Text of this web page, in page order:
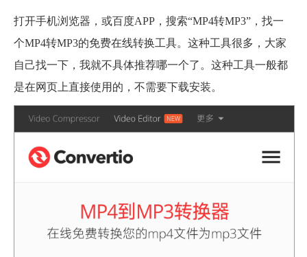
打开手机浏览器，或百度APP，搜索“MP4转MP3”，找一
个MP4转MP3的免费在线转换工具。这种工具很多，大家
自己找一下，我就不具体推荐哪一个了。这种工具一般都
是在网页上直接使用的，不需要下载安装。